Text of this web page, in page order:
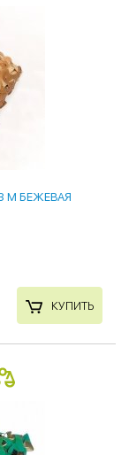
М БЕЖЕВАЯ
КУПИТЬ